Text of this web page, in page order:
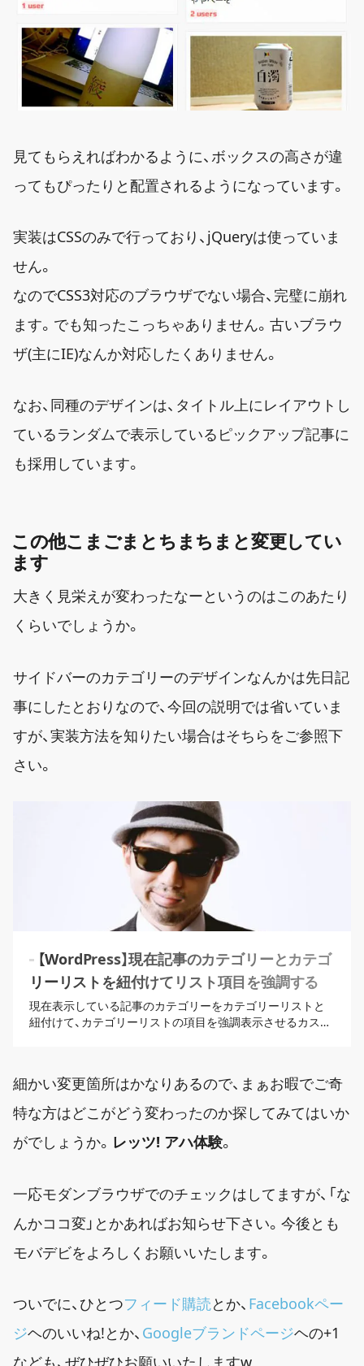
見てもらえればわかるように、ボックスの高さが違
ってもぴったりと配置されるようになっています。
実装はCSSのみで行っており、jQueryは使っていま
せん。
なのでCSS3対応のブラウザでない場合、完璧に崩れ
ます。でも知ったこっちゃありません。古いブラウ
ザ(主にIE)なんか対応したくありません。
なお、同種のデザインは、タイトル上にレイアウトし
ているランダムで表示しているピックアップ記事に
も採用しています。
この他こまごまとちまちまと変更してい
ます
大きく見栄えが変わったなーというのはこのあたり
くらいでしょうか。
サイドバーのカテゴリーのデザインなんかは先日記
事にしたとおりなので、今回の説明では省いていま
すが、実装方法を知りたい場合はそちらをご参照下
さい。
【WordPress】現在記事のカテゴリーとカテゴ
リーリストを紐付けてリスト項目を強調する
現在表示している記事のカテゴリーをカテゴリーリストと
紐付けて、カテゴリーリストの項目を強調表示させるカスタ
細かい変更箇所はかなりあるので、まぁお暇でご奇
特な方はどこがどう変わったのか探してみてはいか
がでしょうか。 レッツ! アハ体験。
一応モダンブラウザでのチェックはしてますが、「な
んかココ変」とかあればお知らせ下さい。今後とも
モバデビをよろしくお願いいたします。
ついでに、ひとつフィード購読とか、 Facebookペー
ジヘのいいね!とか、 Googleブランドページヘの+1
なども、ぜひぜひお願いいたしますw